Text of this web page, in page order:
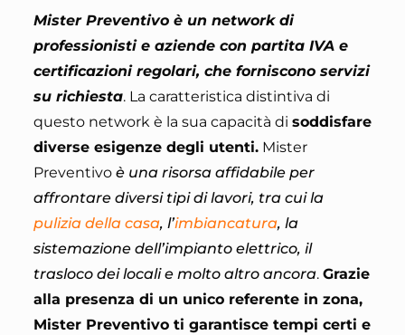
Mister Preventivo è un network di
professionisti e aziende con partita IVA e
certificazioni regolari, che forniscono servizi
su richiesta. La caratteristica distintiva di
questo network è la sua capacità di soddisfare
diverse esigenze degli utenti.Mister
Preventivo è una risorsa affidabile per
affrontare diversi tipi di lavori, tra cui la
pulizia della casa, l’imbiancatura, la
sistemazione dell’impianto elettrico, il
trasloco dei locali e molto altro ancora. Grazie
alla presenza di un unico referente in zona,
Mister Preventivo ti garantisce tempi certi e